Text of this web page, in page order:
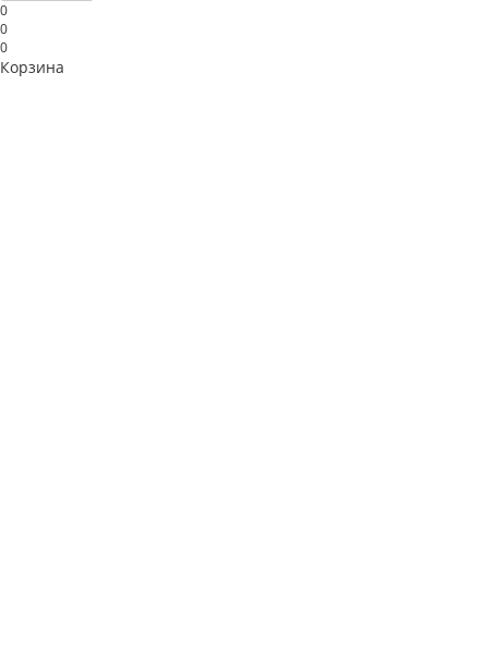
0
0
0
Корзина